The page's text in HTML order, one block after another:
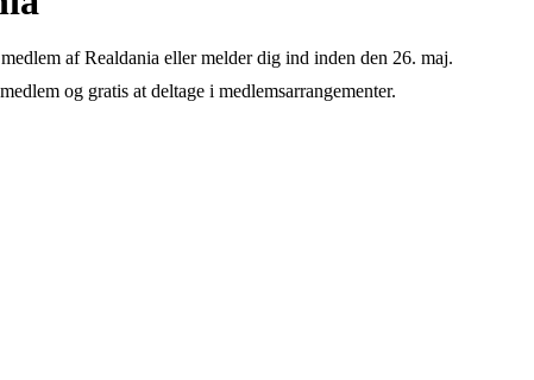
af Realdania eller melder dig ind inden den 26. maj.
og gratis at deltage i medlemsarrangementer.